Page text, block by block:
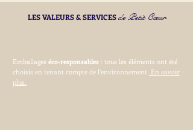
LES VALEURS & SERVICESde Petit Cœur
Emballages éco-responsables : tous les éléments ont été
choisis en tenant compte de l’environnement. En savoir
plus.